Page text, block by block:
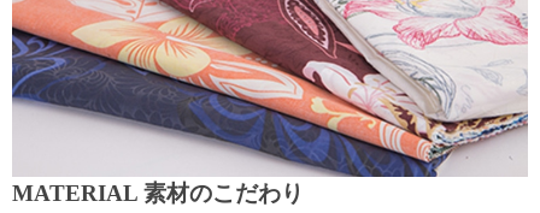
MATERIAL 素材のこだわり